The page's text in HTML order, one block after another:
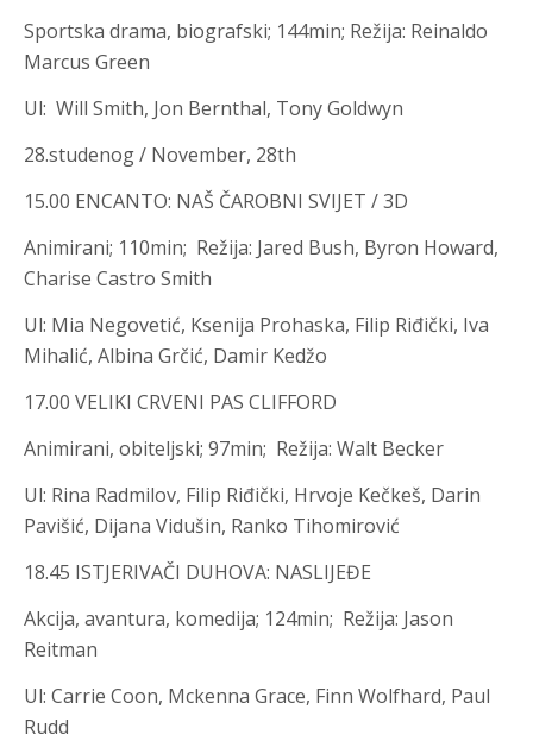
Sportska drama, biografski; 144min; Režija: Reinaldo
Marcus Green
Ul: Will Smith, Jon Bernthal, Tony Goldwyn
28.studenog / November, 28th
15.00 ENCANTO: NAŠ ČAROBNI SVIJET / 3D
Animirani; 110min; Režija: Jared Bush, Byron Howard,
Charise Castro Smith
Ul: Mia Negovetić, Ksenija Prohaska, Filip Riđički, Iva
Mihalić, Albina Grčić, Damir Kedžo
17.00 VELIKI CRVENI PAS CLIFFORD
Animirani, obiteljski; 97min; Režija: Walt Becker
Ul: Rina Radmilov, Filip Riđički, Hrvoje Kečkeš, Darin
Pavišić, Dijana Vidušin, Ranko Tihomirović
18.45 ISTJERIVAČI DUHOVA: NASLIJEĐE
Akcija, avantura, komedija; 124min; Režija: Jason
Reitman
Ul: Carrie Coon, Mckenna Grace, Finn Wolfhard, Paul
Rudd